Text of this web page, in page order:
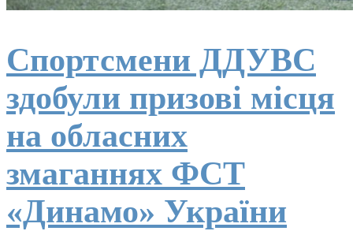
Спортсмени ДДУВС
здобули призові місця
на обласних
змаганнях ФСТ
«Динамо» України